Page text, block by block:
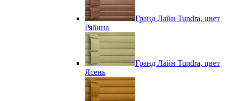
Гранд Лайн Tundra, цвет
Рябина
Гранд Лайн Tundra, цвет
Ясень